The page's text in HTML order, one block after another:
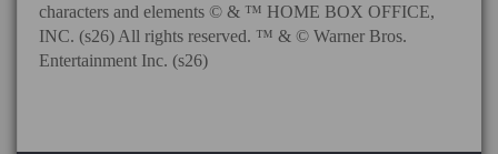
characters and elements © & ™ HOME BOX OFFICE,
INC. (s26) All rights reserved. ™ & © Warner Bros.
Entertainment Inc. (s26)